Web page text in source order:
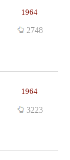
1964
2748
1964
3223